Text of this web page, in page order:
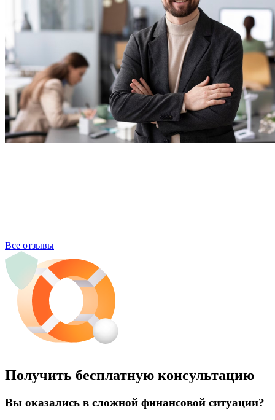
Все отзывы
Получить бесплатную консультацию
Вы оказались в сложной финансовой ситуации?